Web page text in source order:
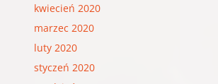
kwiecień 2020
marzec 2020
luty 2020
styczeń 2020